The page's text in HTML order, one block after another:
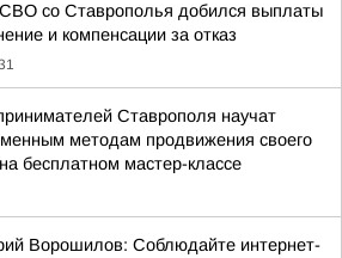
со Ставрополья добился выплаты
и компенсации за отказ
Ставрополя научат
методам продвижения своего
бесплатном мастер-классе
Ворошилов: Соблюдайте интернет-